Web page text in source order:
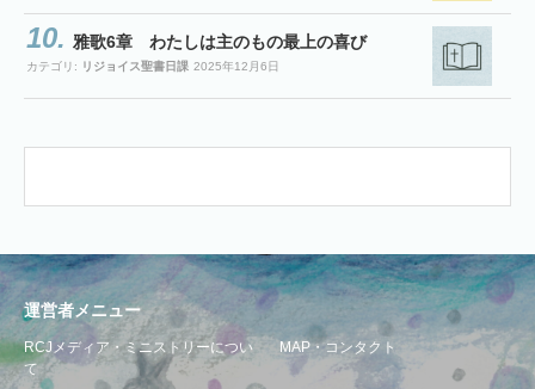
雅歌6章 わたしは主のもの最上の喜び
カテゴリ: リジョイス聖書日課 2025年12月6日
運営者メニュー
RCJメディア・ミニストリーについ
て
MAP・コンタクト